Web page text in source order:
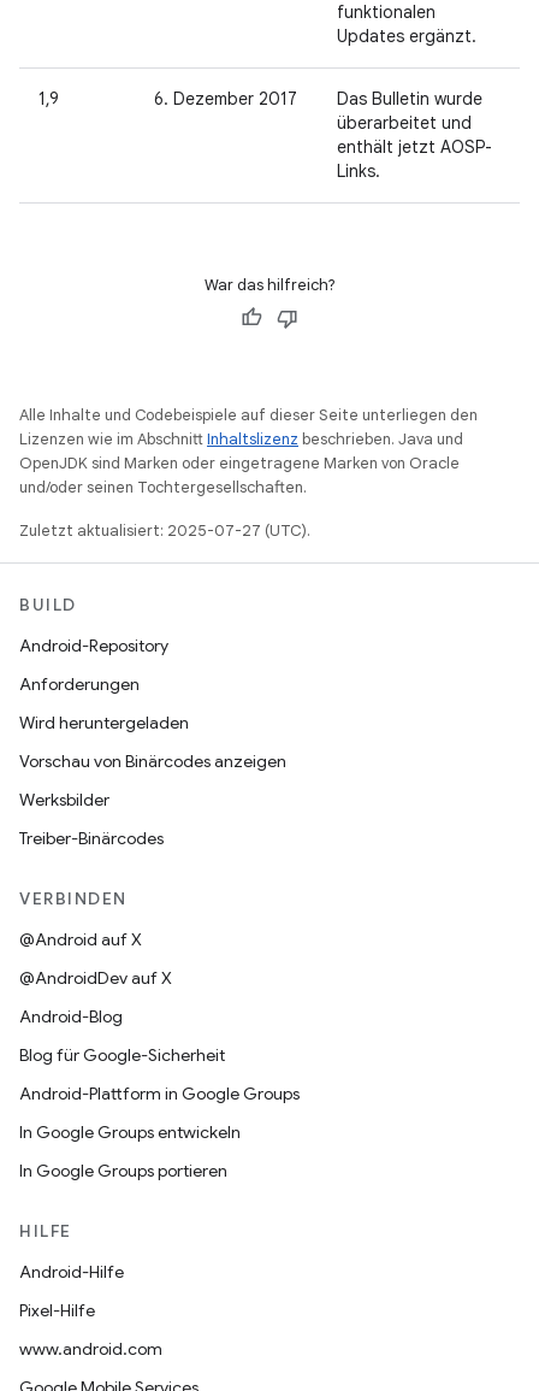
funktionalen
Updates ergänzt.
1,9 6. Dezember 2017
Das Bulletin wurde
überarbeitet und
enthält jetzt AOSP-
Links.
War das hilfreich?
Alle Inhalte und Codebeispiele auf dieser Seite unterliegen den
Lizenzen wie im AbschnittInhaltslizenz beschrieben. Java und
OpenJDK sind Marken oder eingetragene Marken von Oracle
und/oder seinen Tochtergesellschaften.
Zuletzt aktualisiert: 2025-07-27 (UTC).
BUILD
Android-Repository
Anforderungen
Wird heruntergeladen
Vorschau von Binärcodes anzeigen
Werksbilder
Treiber-Binärcodes
VERBINDEN
@Android auf X
@AndroidDev auf X
Android-Blog
Blog für Google-Sicherheit
Android-Plattform in Google Groups
In Google Groups entwickeln
In Google Groups portieren
HILFE
Android-Hilfe
Pixel-Hilfe
www.android.com